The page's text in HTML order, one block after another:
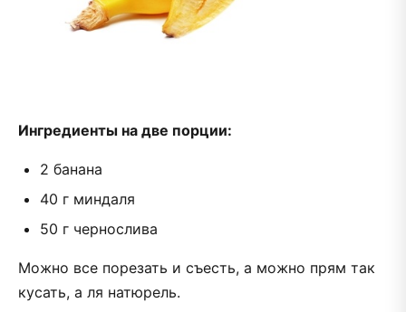
Ингредиенты на две порции:
2 банана
40 г миндаля
50 г чернослива
Можно все порезать и съесть, а можно прям так
кусать, а ля натюрель.